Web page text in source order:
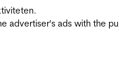
ads with the